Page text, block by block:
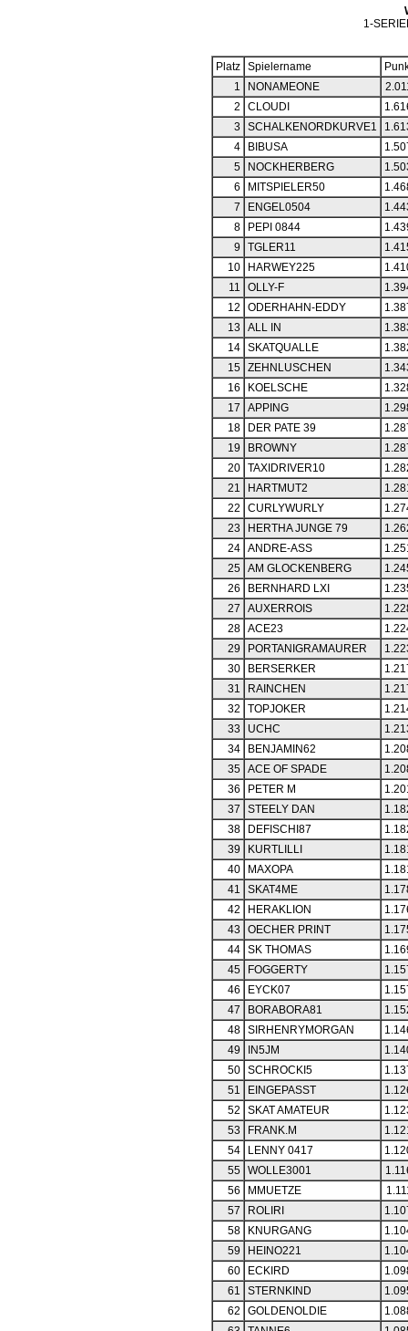
1-
Platz Spielername
1
NONAMEONE
2
CLOUDI
3
SCHALKENORDKURVE1
4
BIBUSA
5
NOCKHERBERG
6
MITSPIELER50
7
ENGEL0504
8
PEPI 0844
9
TGLER11
10
HARWEY225
11
OLLY-F
12
ODERHAHN-EDDY
13
ALL IN
14 SKATQUALLE
15 ZEHNLUSCHEN
16
KOELSCHE
17
APPING
18
DER PATE 39
19
BROWNY
20 TAXIDRIVER10
21
HARTMUT2
22
CURLYWURLY
23
HERTHA JUNGE 79
24 ANDRE-ASS
25 AM GLOCKENBERG
26
BERNHARD LXI
27
AUXERROIS
28 ACE23
29
PORTANIGRAMAURER
30
BERSERKER
31
RAINCHEN
32
TOPJOKER
33
UCHC
34
BENJAMIN62
35 ACE OF SPADE
36
PETER M
37
STEELY DAN
38
DEFISCHI87
39
KURTLILLI
40
MAXOPA
41
SKAT4ME
42
HERAKLION
43
OECHER PRINT
44 SK THOMAS
45
FOGGERTY
46
EYCK07
47
BORABORA81
48 SIRHENRYMORGAN
49
IN5JM
50 SCHROCKI5
51
EINGEPASST
52
SKAT AMATEUR
53
FRANK.M
54
LENNY 0417
55 WOLLE3001
56
MMUETZE
57
ROLIRI
58
KNURGANG
59
HEINO221
60
ECKIRD
61
STERNKIND
62
GOLDENOLDIE